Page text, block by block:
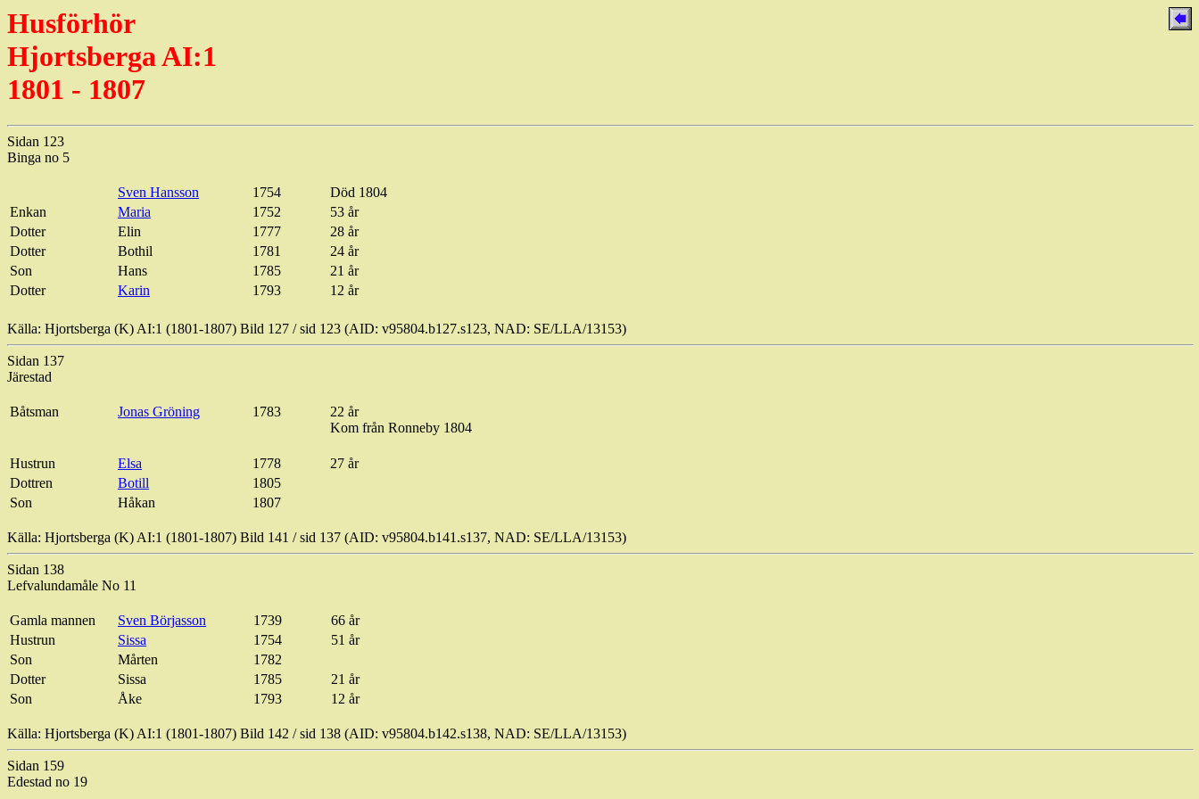
Husförhör
Hjortsberga AI:1
1801 - 1807
Sidan 123
Binga no 5
Sven Hansson 1754
Död 1804
Enkan
Maria 1752
53 år
Dotter
Elin 1777
28 år
Dotter
Bothil 1781
24 år
Son
Hans 1785
21 år
Dotter
Karin 1793 12 år
Källa: Hjortsberga (K) AI:1 (1801-1807) Bild 127 / sid 123 (AID: v95804.b127.s123, NAD: SE/LLA/13153)
Sidan 137
Järestad
Båtsman Jonas Gröning 1783
22 år
Kom från Ronneby 1804
Hustrun Elsa 1778
27 år
Dottren
Botill
1805
Son
Håkan 1807
Källa: Hjortsberga (K) AI:1 (1801-1807) Bild 141 / sid 137 (AID: v95804.b141.s137, NAD: SE/LLA/13153)
Sidan 138
Lefvalundamåle No 11
Gamla mannen Sven Börjasson 1739
66 år
Hustrun
Sissa 1754
51 år
Son
Mårten
1782
Dotter
Sissa 1785
21 år
Son
Åke 1793 12 år
Källa: Hjortsberga (K) AI:1 (1801-1807) Bild 142 / sid 138 (AID: v95804.b142.s138, NAD: SE/LLA/13153)
Sidan 159
Edestad no 19